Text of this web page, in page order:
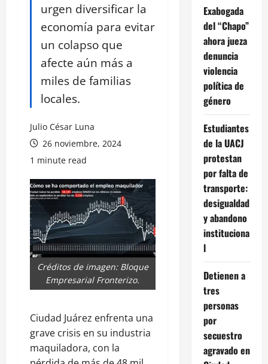
urgen diversificar la
economía para evitar
un colapso que
afecte aún más a
miles de familias
locales.
Julio César Luna
26 noviembre, 2024
1 minute read
Créditos de imagen: Bloque
Empresarial Fronterizo.
Ciudad Juárez enfrenta una
grave crisis en su industria
maquiladora, con la
Exabogada
del “Chapo”
ahora jueza
denuncia
violencia
política de
género
Estudiantes
de la UACJ
protestan
por falta de
transporte:
desigualdad
y abandono
instituciona
l
Detienen a
tres
personas
por
secuestro
agravado en